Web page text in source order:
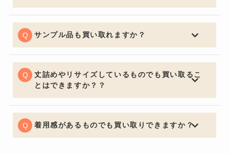
中古市場で大事なのは流通量が関係し特に今期物などは
セールになっていたりすると査定額にも響くため売却を
ご検討の際は購入してからなるべく早く売るのをオスス
メ致します。著名人が身に着けているものなどは入手困
難になり需要が高く買い取り価格も高くなります。
サンプル品も買い取れますか？
喜んでお買取させていただきます。通常の査定額よりお
安くなってしまいますがサンプルか関係なしにデザイン
で中古市場は値段が決まるためサンプル品でも全く問題
ございません。
丈詰めやリサイズしているものでも買い取るこ
とはできますか？？
可能でございます。デザインが大きく変わってしまうほ
どの丈詰めやリサイズがある場合はお買取りできないケ
ースもございますので予めご了承くださいませ。
着用感があるものでも買い取りできますか？